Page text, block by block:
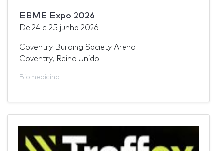
EBME Expo 2026
De 24 a 25 junho 2026
Coventry Building Society Arena
Coventry, Reino Unido
Biomedicina